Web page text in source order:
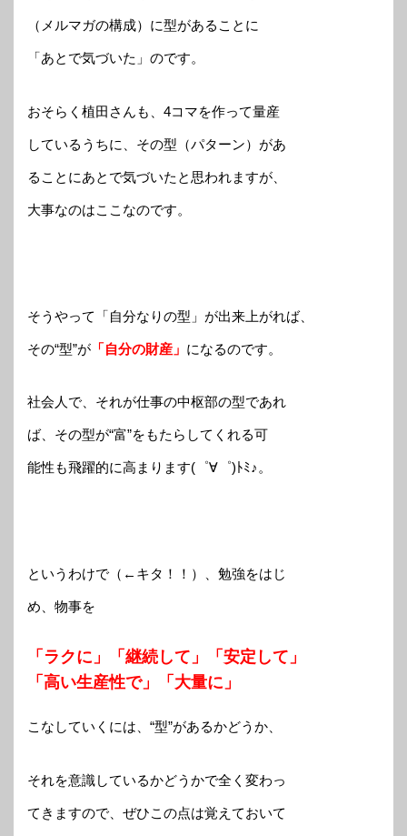
（メルマガの構成）に型があることに
「あとで気づいた」のです。
おそらく植田さんも、4コマを作って量産
しているうちに、その型（パターン）があ
ることにあとで気づいたと思われますが、
大事なのはここなのです。
そうやって「自分なりの型」が出来上がれば、
その“型”が 「自分の財産」 になるのです。
社会人で、それが仕事の中枢部の型であれ
ば、その型が“富”をもたらしてくれる可
能性も飛躍的に高まります(゜∀゜)ﾄﾐ♪。
というわけで（←キタ！！）、勉強をはじ
め、物事を
「ラクに」「継続して」「安定して」
「高い生産性で」「大量に」
こなしていくには、“型”があるかどうか、
それを意識しているかどうかで全く変わっ
てきますので、ぜひこの点は覚えておいて